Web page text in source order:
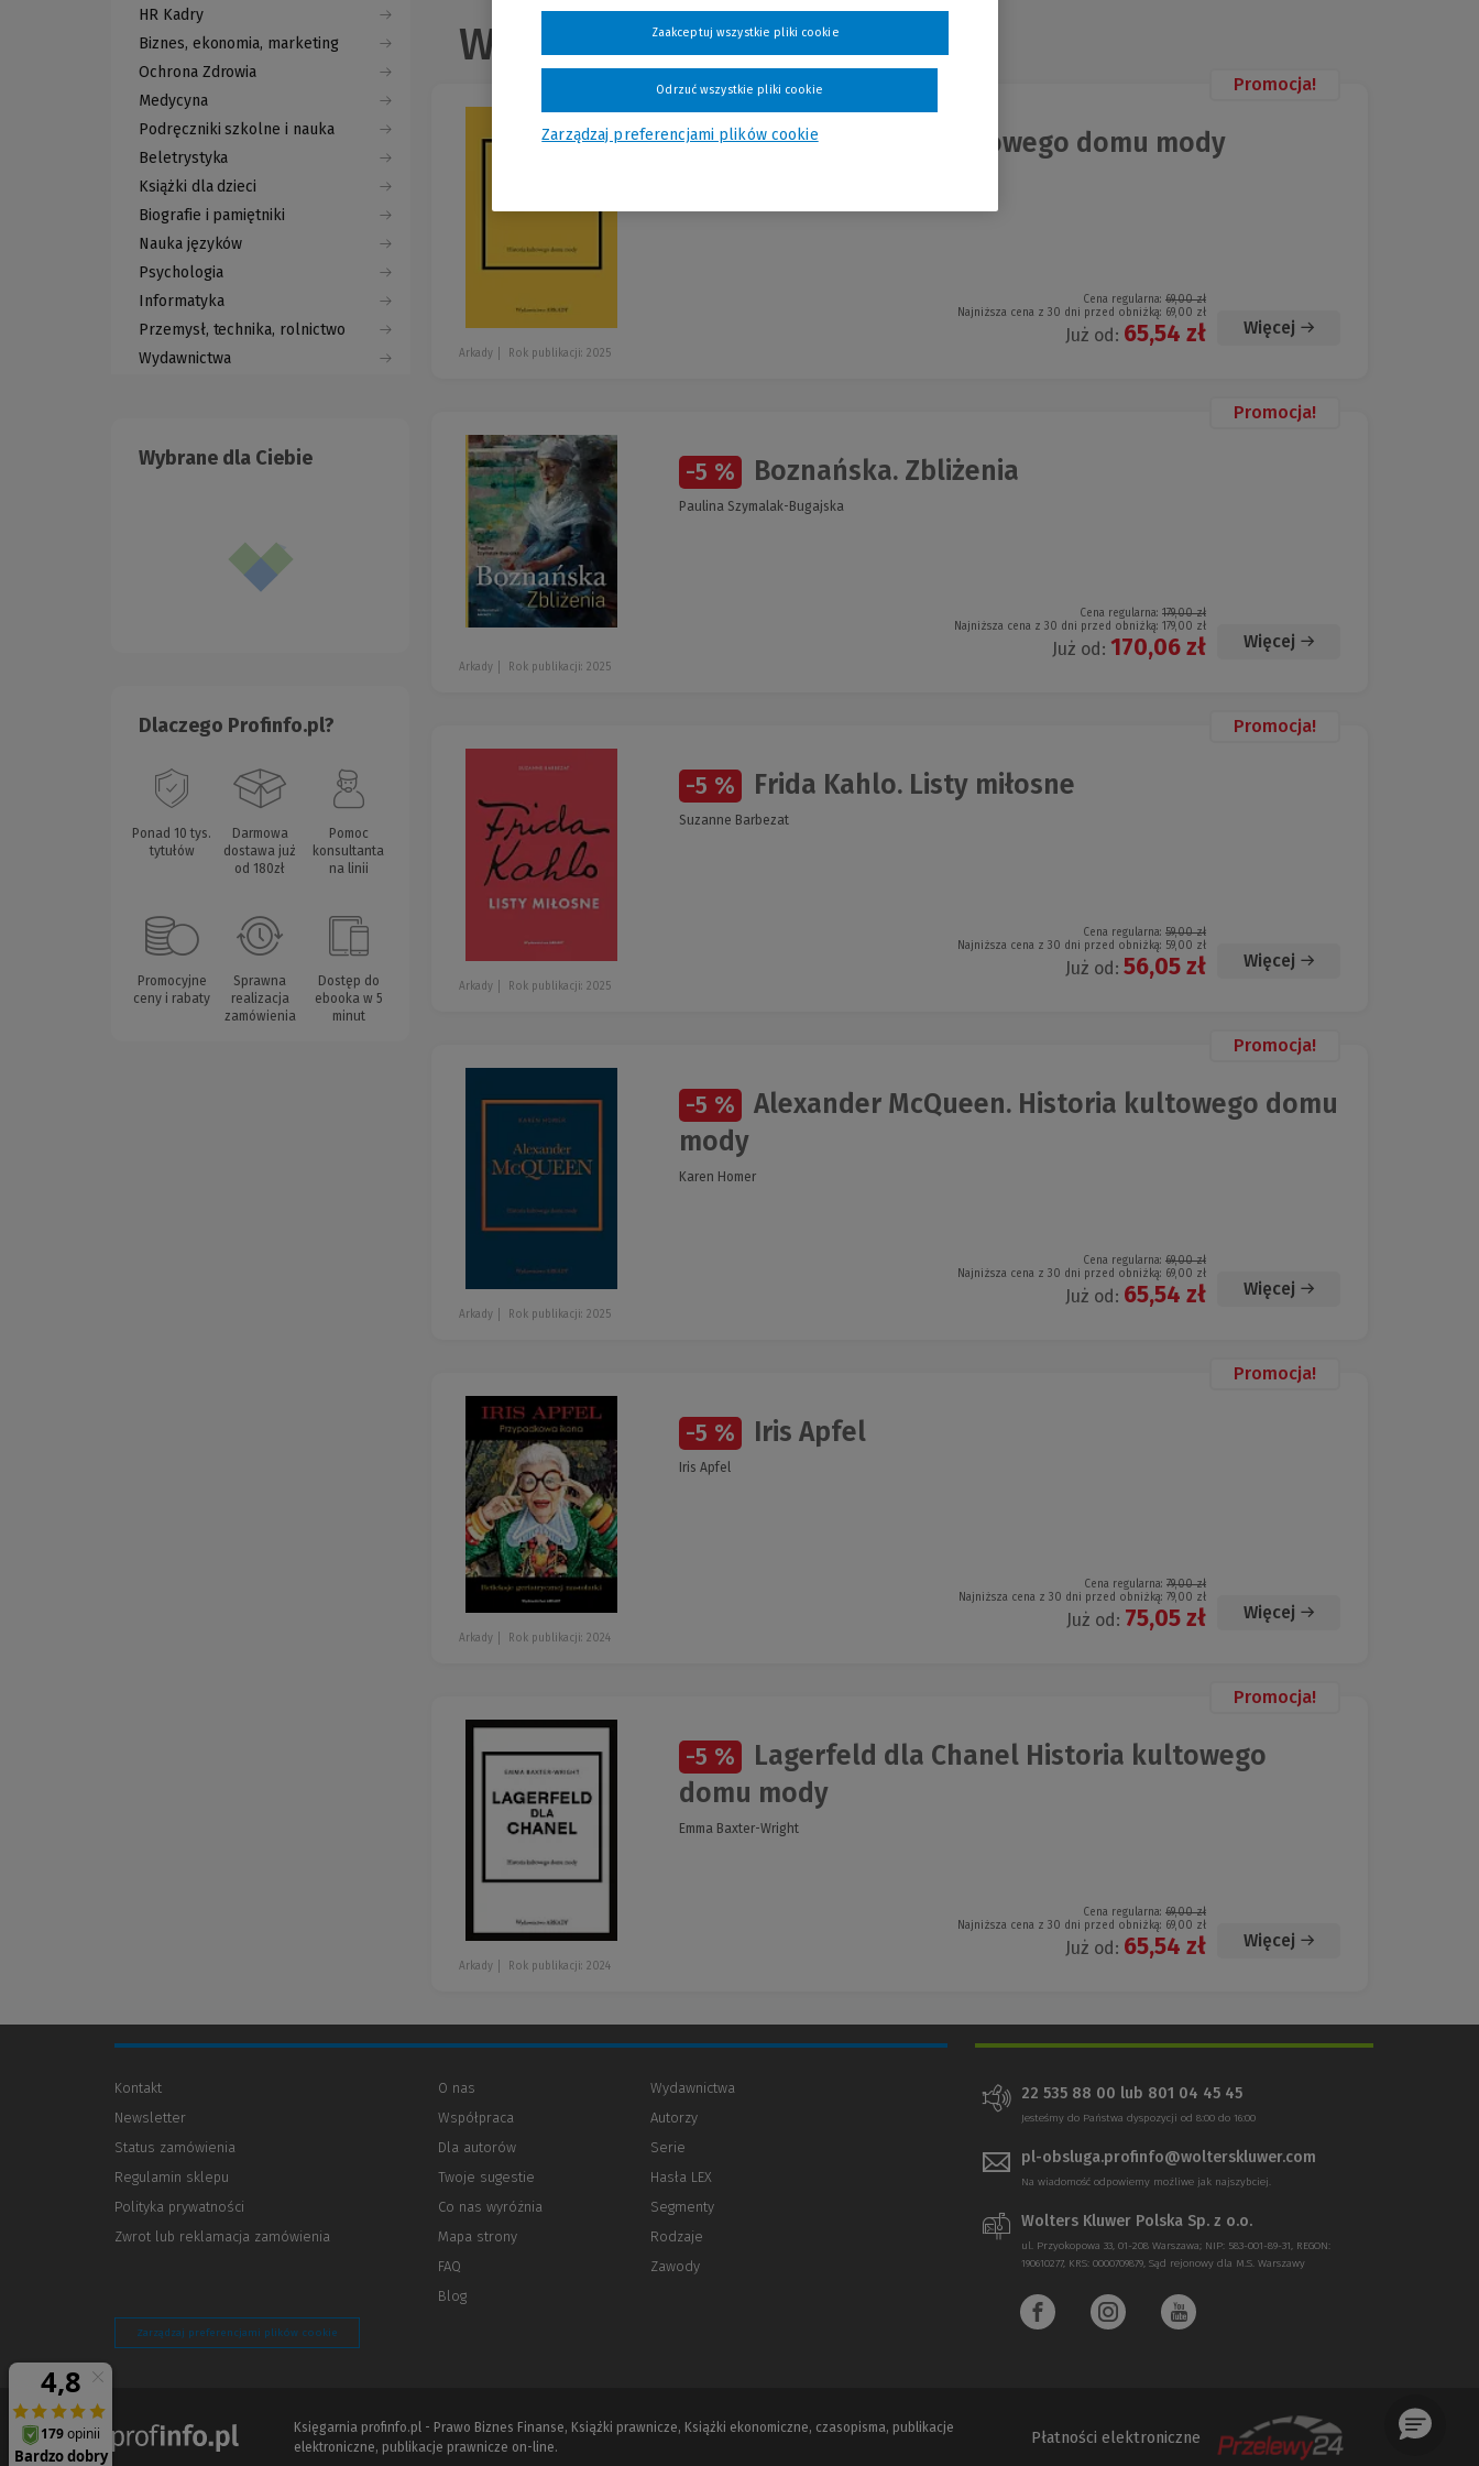
HR Kadry
Biznes, ekonomia, marketing
Ochrona Zdrowia
Medycyna
Podręczniki szkolne i nauka
Beletrystyka
Książki dla dzieci
Biografie i pamiętniki
Nauka języków
Psychologia
Informatyka
Przemysł, technika, rolnictwo
Wydawnictwa
Wybrane dla Ciebie
Dlaczego Profinfo.pl?
Ponad 10 tys.
tytułów
Darmowa
dostawa już
od 180zł
Pomoc
konsultanta
na linii
Promocyjne
ceny i rabaty
Sprawna
realizacja
zamówienia
Dostęp do
ebooka w 5
minut
Wszystkie produkty
Promocja!
-5 % Fendi Historia kultowego domu mody
Cena regularna: 69,00 zł
Najniższa cena z 30 dni przed obniżką: 69,00 zł
Już od: 65,54 zł Więcej
Arkady Rok publikacji: 2025
Promocja!
-5 % Boznańska. Zbliżenia
Paulina Szymalak-Bugajska
Cena regularna: 179,00 zł
Najniższa cena z 30 dni przed obniżką: 179,00 zł
Już od: 170,06 zł Więcej
Arkady Rok publikacji: 2025
Promocja!
-5 % Frida Kahlo. Listy miłosne
Suzanne Barbezat
Cena regularna: 59,00 zł
Najniższa cena z 30 dni przed obniżką: 59,00 zł
Już od: 56,05 zł Więcej
Arkady Rok publikacji: 2025
Promocja!
-5 %
Alexander McQueen. Historia kultowego domu
mody
Karen Homer
Cena regularna: 69,00 zł
Najniższa cena z 30 dni przed obniżką: 69,00 zł
Już od: 65,54 zł Więcej
Arkady Rok publikacji: 2025
Promocja!
-5 % Iris Apfel
Iris Apfel
Cena regularna: 79,00 zł
Najniższa cena z 30 dni przed obniżką: 79,00 zł
Już od: 75,05 zł Więcej
Arkady Rok publikacji: 2024
Promocja!
-5 %
Lagerfeld dla Chanel Historia kultowego
domu mody
Emma Baxter-Wright
Cena regularna: 69,00 zł
Najniższa cena z 30 dni przed obniżką: 69,00 zł
Już od: 65,54 zł Więcej
Arkady Rok publikacji: 2024
Kontakt
Newsletter
Status zamówienia
Regulamin sklepu
Polityka prywatności
innej
Zwrot lub reklamacja zamówienia
O nas
Współpraca
Dla autorów
innej
strony)
Twoje sugestie
Co nas wyróżnia
Mapa strony
FAQ
Blog
Wydawnictwa
Autorzy
Serie
Hasła LEX
Segmenty
Rodzaje
Zawody
Zarządzaj preferencjami plików cookie
22 535 88 00 lub 801 04 45 45
Jesteśmy do Państwa dyspozycji od 8:00 do 16:00
pl-obsluga.profinfo@wolterskluwer.com
Na wiadomość odpowiemy możliwe jak najszybciej.
Wolters Kluwer Polska Sp. z o.o.
ul. Przyokopowa 33, 01-208 Warszawa; NIP: 583-001-89-31, REGON:
190610277, KRS: 0000709879, Sąd rejonowy dla M.S. Warszawy
Księgarnia profinfo.pl - Prawo Biznes Finanse, Książki prawnicze, Książki ekonomiczne, czasopisma, publikacje
elektroniczne, publikacje prawnicze on-line.
Płatności elektroniczne
(Nowe
(Link
Zarządzaj preferencjami plików cookie
Odrzuć wszystkie pliki cookie
Zaakceptuj wszystkie pliki cookie